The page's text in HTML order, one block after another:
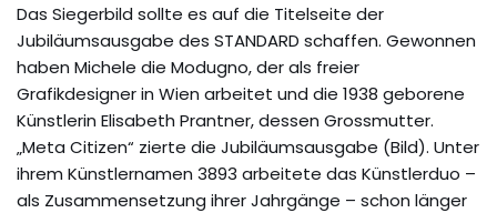
Das Siegerbild sollte es auf die Titelseite der
Jubiläumsausgabe des STANDARD schaffen. Gewonnen
haben Michele die Modugno, der als freier
Grafikdesigner in Wien arbeitet und die 1938 geborene
Künstlerin Elisabeth Prantner, dessen Grossmutter.
„Meta Citizen“ zierte die Jubiläumsausgabe (Bild). Unter
ihrem Künstlernamen 3893 arbeitete das Künstlerduo –
als Zusammensetzung ihrer Jahrgänge – schon länger